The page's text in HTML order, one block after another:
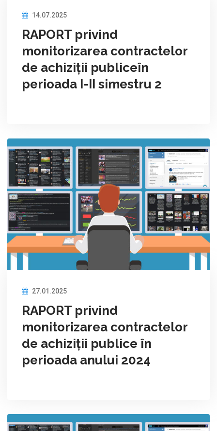
14.07.2025
RAPORT privind
monitorizarea contractelor
de achiziții publiceîn
perioada I-II simestru 2
27.01.2025
RAPORT privind
monitorizarea contractelor
de achiziții publice în
perioada anului 2024